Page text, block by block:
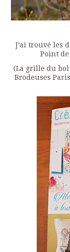
J’ai trouvé les
Point de
(La grille du
Brodeuses